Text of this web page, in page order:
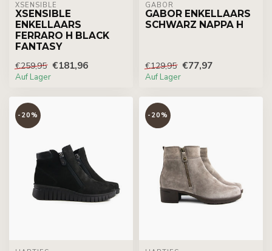
XSENSIBLE
XSENSIBLE
ENKELLAARS
FERRARO H BLACK
FANTASY
€259,95 €181,96
Auf Lager
GABOR
GABOR ENKELLAARS
SCHWARZ NAPPA H
€129,95 €77,97
Auf Lager
-20% -20%